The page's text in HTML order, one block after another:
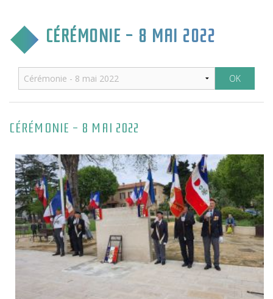
VIE ASSOCIATIVE
ENVIRONNEMENT & QUALITÉ
CÉRÉMONIE - 8 MAI 2022
CÉRÉMONIE - 8 MAI 2022